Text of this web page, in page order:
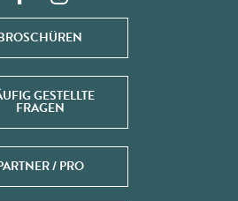
GESTELLTE
FRAGEN
/ PRO